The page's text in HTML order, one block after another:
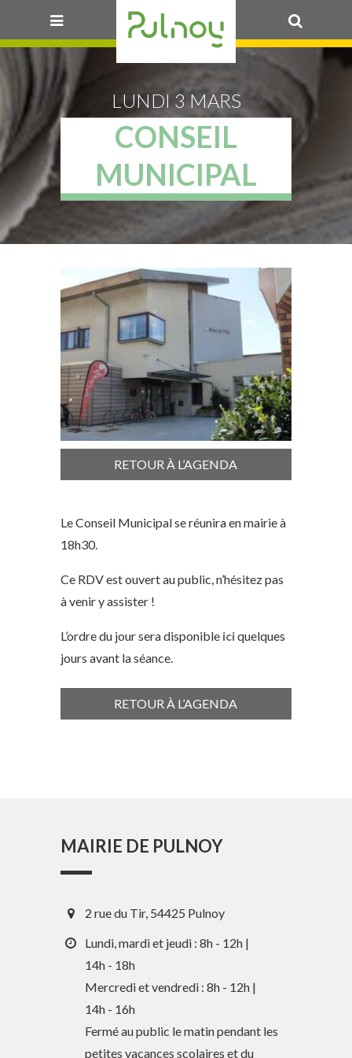
LUNDI 3 MARS
CONSEIL
MUNICIPAL
RETOUR À L’AGENDA
Le Conseil Municipal se réunira en mairie à
18h30.
Ce RDV est ouvert au public, n’hésitez pas
à venir y assister !
L’ordre du jour sera disponible iciquelques
jours avant la séance.
RETOUR À L’AGENDA
MAIRIE DE PULNOY
2 rue du Tir, 54425 Pulnoy
Lundi, mardi et jeudi : 8h - 12h |
14h - 18h
Mercredi et vendredi : 8h - 12h |
14h - 16h
Fermé au public le matin pendant les
petites vacances scolaires et du